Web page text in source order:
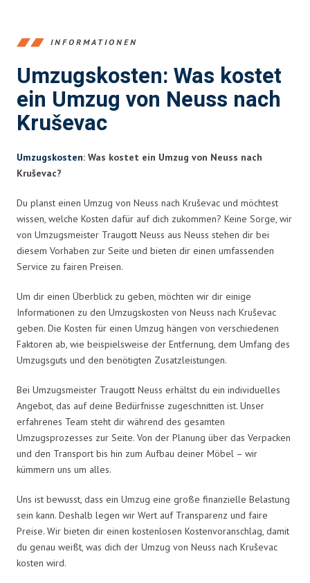
INFORMATIONEN
Umzugskosten: Was kostet
ein Umzug von Neuss nach
Kruševac
Umzugskosten: Was kostet ein Umzug von Neuss nach
Kruševac?
Du planst einen Umzug von Neuss nach Kruševac und möchtest
wissen, welche Kosten dafür auf dich zukommen? Keine Sorge, wir
von Umzugsmeister Traugott Neuss aus Neuss stehen dir bei
diesem Vorhaben zur Seite und bieten dir einen umfassenden
Service zu fairen Preisen.
Um dir einen Überblick zu geben, möchten wir dir einige
Informationen zu den Umzugskosten von Neuss nach Kruševac
geben. Die Kosten für einen Umzug hängen von verschiedenen
Faktoren ab, wie beispielsweise der Entfernung, dem Umfang des
Umzugsguts und den benötigten Zusatzleistungen.
Bei Umzugsmeister Traugott Neuss erhältst du ein individuelles
Angebot, das auf deine Bedürfnisse zugeschnitten ist. Unser
erfahrenes Team steht dir während des gesamten
Umzugsprozesses zur Seite. Von der Planung über das Verpacken
und den Transport bis hin zum Aufbau deiner Möbel – wir
kümmern uns um alles.
Uns ist bewusst, dass ein Umzug eine große finanzielle Belastung
sein kann. Deshalb legen wir Wert auf Transparenz und faire
Preise. Wir bieten dir einen kostenlosen Kostenvoranschlag, damit
du genau weißt, was dich der Umzug von Neuss nach Kruševac
kosten wird.